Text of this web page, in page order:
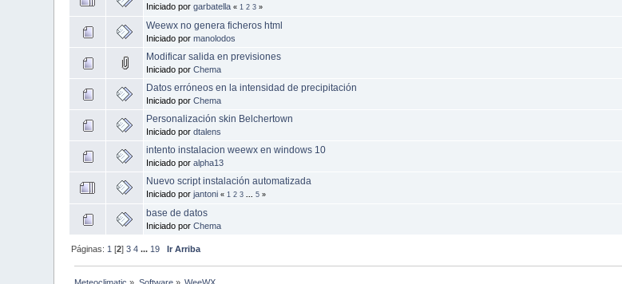
Iniciado porgarbatella « 1 2 3 »
Weewx no genera ficheros html
Iniciado pormanolodos
Modificar salida en previsiones
Iniciado porChema
Datos erróneos en la intensidad de precipitación
Iniciado porChema
Personalización skin Belchertown
Iniciado pordtalens
intento instalacion weewx en windows 10
Iniciado poralpha13
Nuevo script instalación automatizada
Iniciado porjantoni « 1 2 3 ...5 »
base de datos
Iniciado porChema
Páginas: 1 [2]3 4 ... 19 Ir Arriba